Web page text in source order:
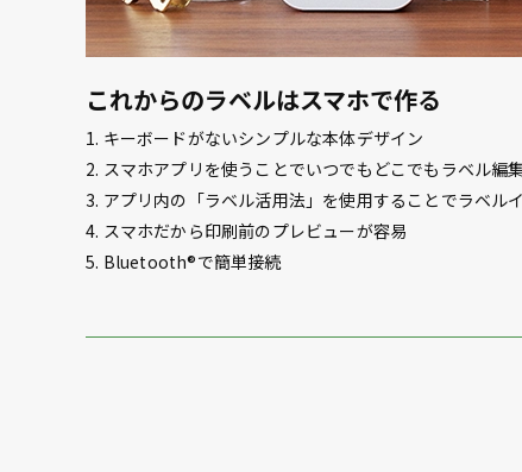
これからのラベルはスマホで作る
1. キーボードがないシンプルな本体デザイン
2. スマホアプリを使うことでいつでもどこでもラベル編
3. アプリ内の「ラベル活用法」を使用することでラベル
4. スマホだから印刷前のプレビューが容易
5. Bluetooth®で簡単接続